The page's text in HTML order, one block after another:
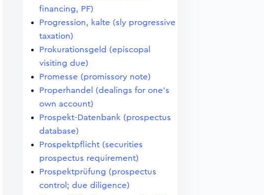
financing, PF)
Progression, kalte (sly progressive
taxation)
Prokurationsgeld (episcopal
visiting due)
Promesse (promissory note)
Properhandel (dealings for one's
own account)
Prospekt-Datenbank (prospectus
database)
Prospektpflicht (securities
prospectus requirement)
Prospektprüfung (prospectus
control; due diligence)